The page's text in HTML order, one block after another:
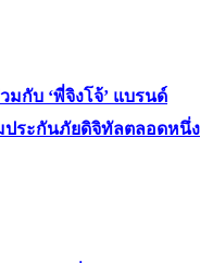
มกับ ‘พี่จิงโจ้’ แบรนด์
ประกันภัยดิจิทัลตลอดหนึ่ง